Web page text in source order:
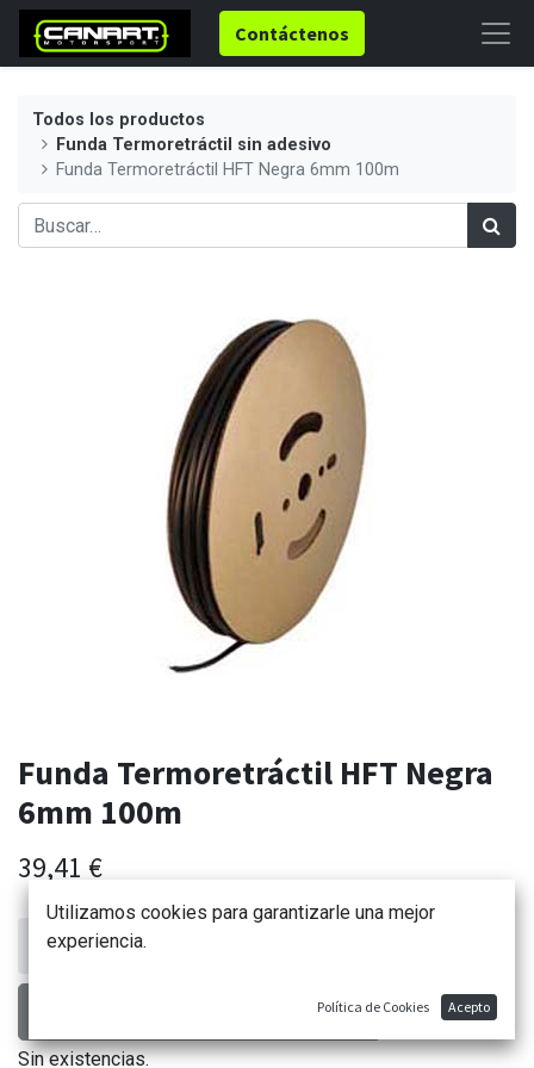
Contáctenos
Todos los productos
Funda Termoretráctil sin adesivo
Funda Termoretráctil HFT Negra 6mm 100m
Funda Termoretráctil HFT Negra
6mm 100m
39,41 €
AÑADIR AL CARRITO
Sin existencias.
Utilizamos cookies para garantizarle una mejor
experiencia.
Política de Cookies Acepto